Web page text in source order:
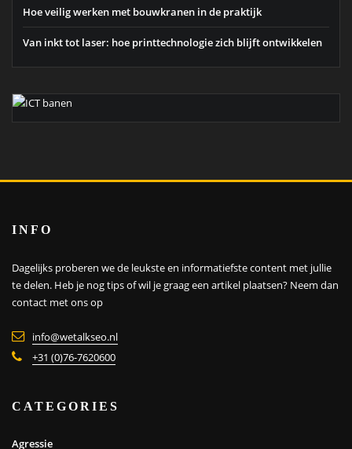
Hoe veilig werken met bouwkranen in de praktijk
Van inkt tot laser: hoe printtechnologie zich blijft ontwikkelen
INFO
Dagelijks proberen we de leukste en informatiefste content met jullie
te delen. Heb je nog tips of wil je graag een artikel plaatsen? Neem dan
contact met ons op
info@wetalkseo.nl
+31 (0)76-7620600
CATEGORIES
Agressie